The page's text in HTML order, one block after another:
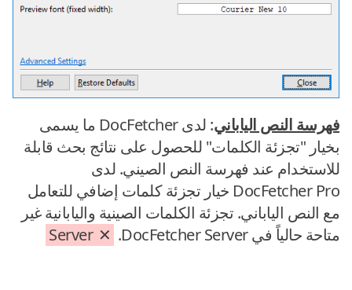
فهرسة النص الياباني
: لدى DocFetcher ما يسمى
بخيار "تجزئة الكلمات" للحصول على نتائج بحث قابلة
للاستخدام عند فهرسة النص الصيني. لدى
DocFetcher Pro خيار تجزئة كلمات إضافي للتعامل
مع النص الياباني. تجزئة الكلمات الصينية واليابانية غير
متاحة حالياً في DocFetcher Server.
Server